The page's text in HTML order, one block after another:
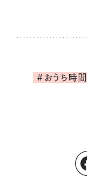
#おうち時間